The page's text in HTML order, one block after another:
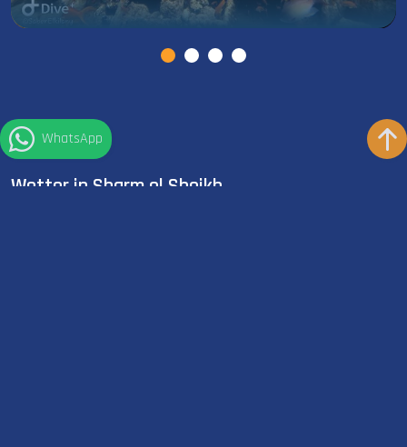
Wetter in Sharm el Sheikh
WhatsApp